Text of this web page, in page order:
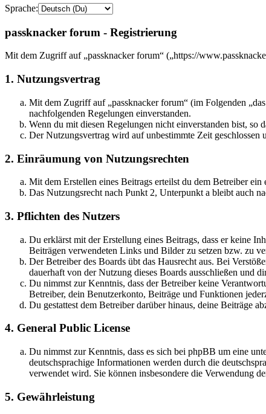
Sprache:
passknacker forum - Registrierung
Mit dem Zugriff auf „passknacker forum“ („https://
1. Nutzungsvertrag
Mit dem Zugriff auf „passknacker forum“ (im Folgenden
nachfolgenden Regelungen einverstanden.
Wenn du mit diesen Regelungen nicht einverstanden bist,
Der Nutzungsvertrag wird auf unbestimmte Zeit
2. Einräumung von Nutzungsrechten
Mit dem Erstellen eines Beitrags erteilst du dem Betreiber
Das Nutzungsrecht nach Punkt 2, Unterpunkt a bleibt auch
3. Pflichten des Nutzers
Du erklärst mit der Erstellung eines Beitrags, dass er keine
Beiträgen verwendeten Links und Bilder zu setzen bzw. zu
Der Betreiber des Boards übt das Hausrecht aus. Bei
dauerhaft von der Nutzung dieses Boards ausschließen und
Du nimmst zur Kenntnis, dass der Betreiber keine
Betreiber, dein Benutzerkonto, Beiträge und Funktionen
Du gestattest dem Betreiber darüber hinaus, deine Beiträge
4. General Public License
Du nimmst zur Kenntnis, dass es sich bei phpBB um eine
deutschsprachige Informationen werden durch die
verwendet wird. Sie können insbesondere die Verwendung
5. Gewährleistung